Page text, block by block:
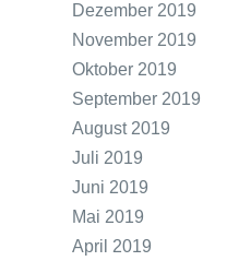
Dezember 2019
November 2019
Oktober 2019
September 2019
August 2019
Juli 2019
Juni 2019
Mai 2019
April 2019